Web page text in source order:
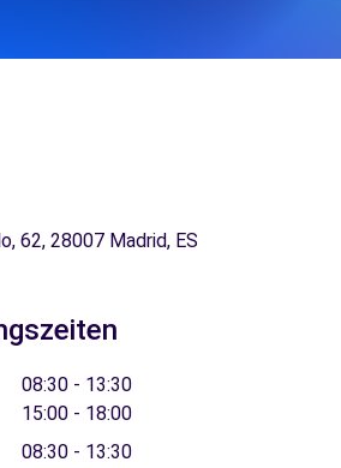
62, 28007 Madrid, ES
08:30 - 13:30
15:00 - 18:00
08:30 - 13:30